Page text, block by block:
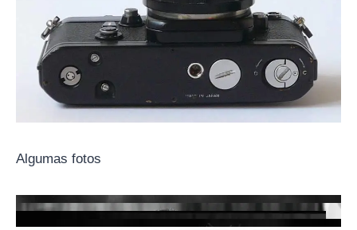
Algumas fotos